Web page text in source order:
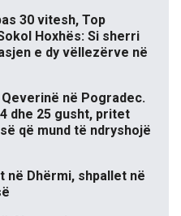
30 vitesh, Top
Hoxhës: Si sherri
e dy vëllezërve në
në Pogradec.
dhe 25 gusht, pritet
që mund të ndryshojë
Dhërmi, shpallet në